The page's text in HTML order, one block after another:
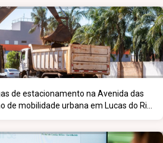
de estacionamento na Avenida das
de mobilidade urbana em Lucas do Rio